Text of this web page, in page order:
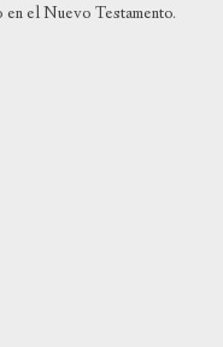
el Nuevo Testamento.